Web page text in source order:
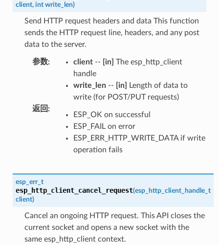
client, int write_len)
Send HTTP request headers and data This function
sends the HTTP request line, headers, and any post
data to the server.
参数: client-- [in] The esp_http_client
handle
write_len-- [in]
Length of data to
write (for POST/PUT requests)
返回 :
ESP_OK on successful
ESP_FAIL on error
ESP_ERR_HTTP_WRITE_DATA if write
operation fails
esp_err_t
esp_http_client_cancel_request(esp_http_client_handle_t
client)
Cancel an ongoing HTTP request. This API closes the
current socket and opens a new socket with the
same esp_http_client context.